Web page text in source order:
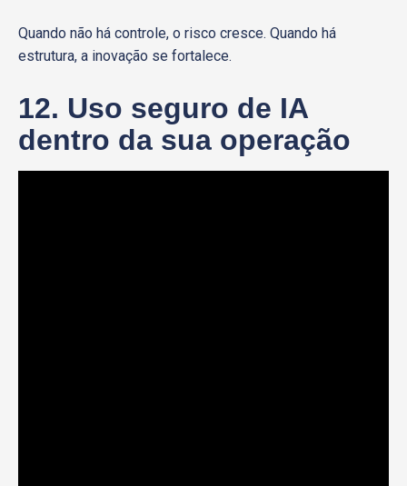
Quando não há controle, o risco cresce. Quando há
estrutura, a inovação se fortalece.
12. Uso seguro de IA
dentro da sua operação